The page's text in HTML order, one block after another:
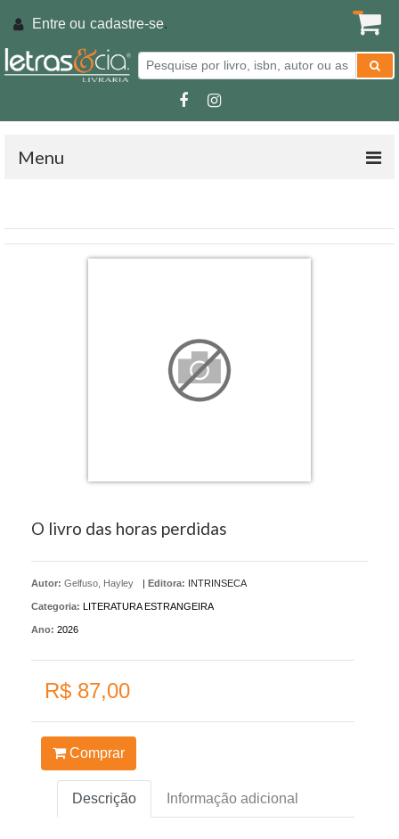
Entre ou cadastre-se.
Menu
O livro das horas perdidas
Autor: Gelfuso, Hayley | Editora: INTRINSECA
Categoria: LITERATURA ESTRANGEIRA
Ano: 2026
R$ 87,00
Comprar
Descrição Informação adicional